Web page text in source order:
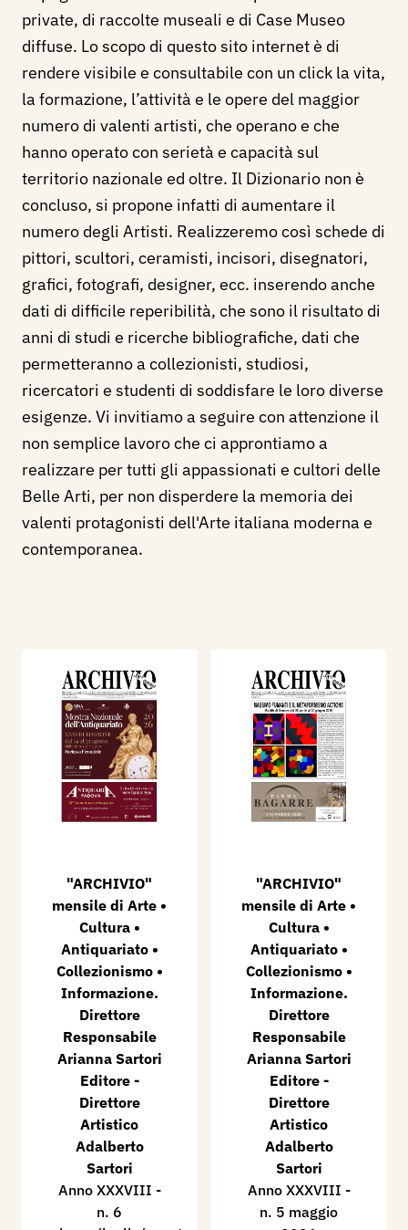
private, di raccolte museali e di Case Museo
diffuse. Lo scopo di questo sito internet è di
rendere visibile e consultabile con un click la vita,
la formazione, l’attività e le opere del maggior
numero di valenti artisti, che operano e che
hanno operato con serietà e capacità sul
territorio nazionale ed oltre. Il Dizionario non è
concluso, si propone infatti di aumentare il
numero degli Artisti. Realizzeremo così schede di
pittori, scultori, ceramisti, incisori, disegnatori,
grafici, fotografi, designer, ecc. inserendo anche
dati di difficile reperibilità, che sono il risultato di
anni di studi e ricerche bibliografiche, dati che
permetteranno a collezionisti, studiosi,
ricercatori e studenti di soddisfare le loro diverse
esigenze. Vi invitiamo a seguire con attenzione il
non semplice lavoro che ci approntiamo a
realizzare per tutti gli appassionati e cultori delle
Belle Arti, per non disperdere la memoria dei
valenti protagonisti dell'Arte italiana moderna e
contemporanea.
"ARCHIVIO"
mensile di Arte •
Cultura •
Antiquariato •
Collezionismo •
Informazione.
Direttore
Responsabile
Arianna Sartori
Editore -
Direttore
Artistico
Adalberto
Sartori
Anno XXXVIII -
n. 6
"ARCHIVIO"
mensile di Arte •
Cultura •
Antiquariato •
Collezionismo •
Informazione.
Direttore
Responsabile
Arianna Sartori
Editore -
Direttore
Artistico
Adalberto
Sartori
Anno XXXVIII -
n. 5 maggio